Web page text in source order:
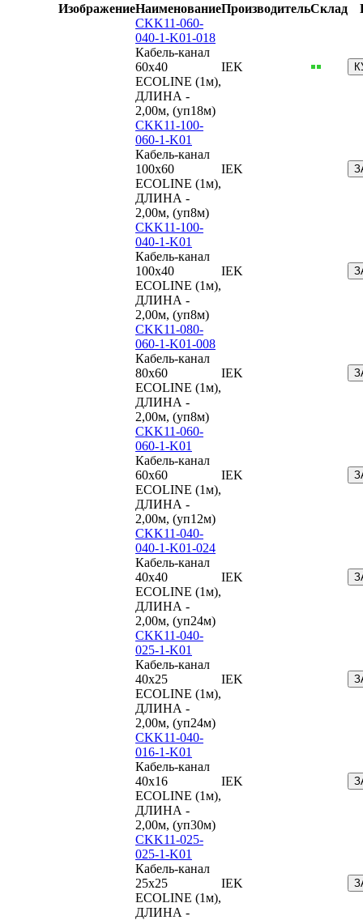
ИзображениеНаименованиеПроизводительСклад
CKK11-060-
040-1-K01-018
Кабель-канал
60х40
ECOLINE (1м),
ДЛИНА -
2,00м, (уп18м)
IEK
CKK11-100-
060-1-K01
Кабель-канал
100х60
ECOLINE (1м),
ДЛИНА -
2,00м, (уп8м)
IEK
CKK11-100-
040-1-K01
Кабель-канал
100х40
ECOLINE (1м),
ДЛИНА -
2,00м, (уп8м)
IEK
CKK11-080-
060-1-K01-008
Кабель-канал
80х60
ECOLINE (1м),
ДЛИНА -
2,00м, (уп8м)
IEK
CKK11-060-
060-1-K01
Кабель-канал
60х60
ECOLINE (1м),
ДЛИНА -
2,00м, (уп12м)
IEK
CKK11-040-
040-1-K01-024
Кабель-канал
40х40
ECOLINE (1м),
ДЛИНА -
2,00м, (уп24м)
IEK
CKK11-040-
025-1-K01
Кабель-канал
40х25
ECOLINE (1м),
ДЛИНА -
2,00м, (уп24м)
IEK
CKK11-040-
016-1-K01
Кабель-канал
40х16
ECOLINE (1м),
ДЛИНА -
2,00м, (уп30м)
IEK
CKK11-025-
025-1-K01
Кабель-канал
25х25
ECOLINE (1м),
ДЛИНА -
IEK